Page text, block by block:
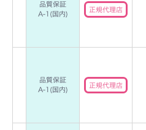
品質保証
A-1(国内)
正規代理店
品質保証
A-1(国内)
正規代理店